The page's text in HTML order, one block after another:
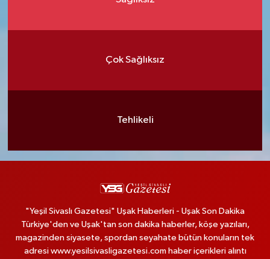
Çok Sağlıksız
Tehlikeli
"Yeşil Sivaslı Gazetesi" Uşak Haberleri - Uşak Son Dakika
Türkiye'den ve Uşak'tan son dakika haberler, köşe yazıları,
magazinden siyasete, spordan seyahate bütün konuların tek
adresi www.yesilsivasligazetesi.com haber içerikleri alıntı